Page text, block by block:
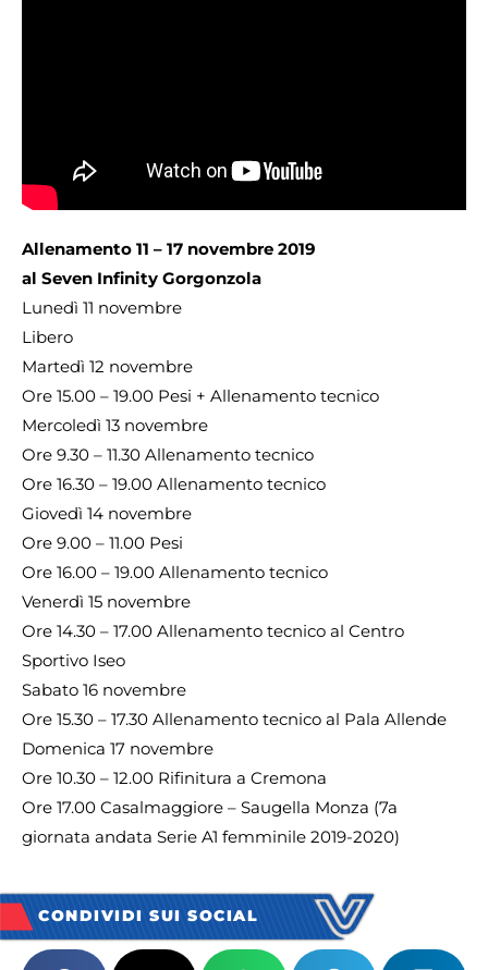
Allenamento 11 – 17 novembre 2019
al Seven Infinity Gorgonzola
Lunedì 11 novembre
Libero
Martedì 12 novembre
Ore 15.00 – 19.00 Pesi + Allenamento tecnico
Mercoledì 13 novembre
Ore 9.30 – 11.30 Allenamento tecnico
Ore 16.30 – 19.00 Allenamento tecnico
Giovedì 14 novembre
Ore 9.00 – 11.00 Pesi
Ore 16.00 – 19.00 Allenamento tecnico
Venerdì 15 novembre
Ore 14.30 – 17.00 Allenamento tecnico al Centro
Sportivo Iseo
Sabato 16 novembre
Ore 15.30 – 17.30 Allenamento tecnico al Pala Allende
Domenica 17 novembre
Ore 10.30 – 12.00 Rifinitura a Cremona
Ore 17.00 Casalmaggiore – Saugella Monza (7a
giornata andata Serie A1 femminile 2019-2020)
CONDIVIDI SUI SOCIAL